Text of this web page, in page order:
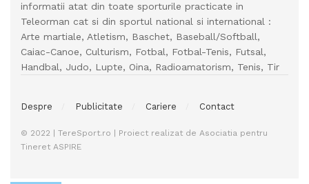
informatii atat din toate sporturile practicate in
Teleorman cat si din sportul national si international :
Arte martiale, Atletism, Baschet, Baseball/Softball,
Caiac-Canoe, Culturism, Fotbal, Fotbal-Tenis, Futsal,
Handbal, Judo, Lupte, Oina, Radioamatorism, Tenis, Tir
Despre Publicitate Cariere Contact
© 2022 | TereSport.ro | Proiect realizat de Asociatia pentru
Tineret ASPIRE